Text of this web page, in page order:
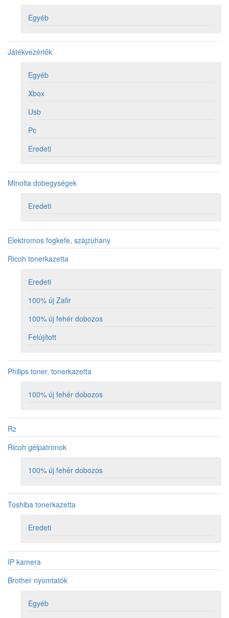
Egyéb
Játékvezérlők
Egyéb
Xbox
Usb
Pc
Eredeti
Minolta dobegységek
Eredeti
Elektromos fogkefe, szájzuhany
Ricoh tonerkazetta
Eredeti
100% új Zafir
100% új fehér dobozos
Felújított
Philips toner, tonerkazetta
100% új fehér dobozos
Rz
Ricoh gélpatronok
100% új fehér dobozos
Toshiba tonerkazetta
Eredeti
IP kamera
Brother nyomtatók
Egyéb